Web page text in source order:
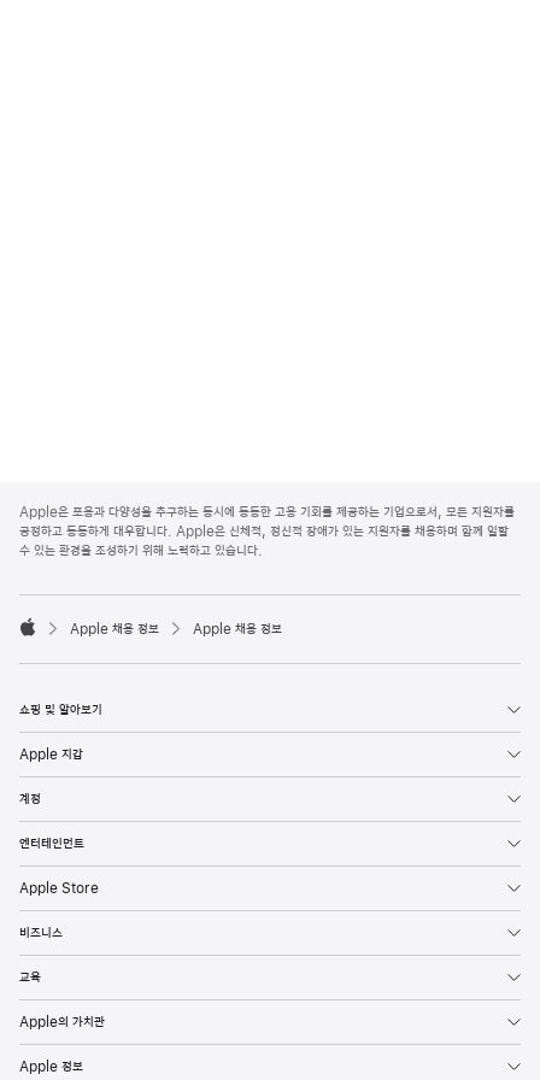
p
p
l
o
e
Apple은 포용과 다양성을 추구하는 동시에 동등한 고용 기회를 제공하는 기업으로서, 모든 지원자를
공정하고 동등하게 대우합니다. Apple은 신체적, 정신적 장애가 있는 지원자를 채용하며 함께 일할
수 있는 환경을 조성하기 위해 노력하고 있습니다.

p
l
Apple 채용 정보 Apple 채용 정보
쇼핑 및 알아보기
Apple 지갑
계정
엔터테인먼트
Apple Store
비즈니스
교육
Apple의 가치관
Apple 정보